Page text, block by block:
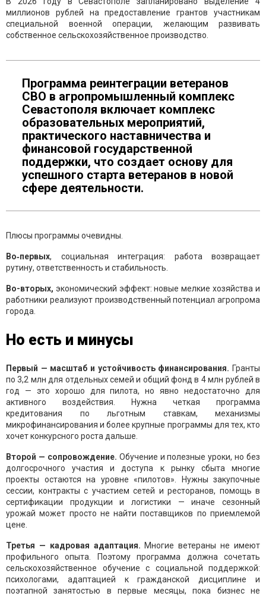
миллионов рублей на предоставление грантов участникам
специальной военной операции, желающим развивать
собственное сельскохозяйственное производство.
Программа реинтеграции ветеранов
СВО в агропромышленный комплекс
Севастополя включает комплекс
образовательных мероприятий,
практического наставничества и
финансовой государственной
поддержки, что создает основу для
успешного старта ветеранов в новой
сфере деятельности.
Плюсы программы очевидны.
Во‑первых, социальная интеграция: работа возвращает
рутину, ответственность и стабильность.
Во-вторых, экономический эффект: новые мелкие хозяйства и
работники реализуют производственный потенциал агропрома
города.
Но есть и минусы
Первый — масштаб и устойчивость финансирования. Гранты
по 3,2 млн для отдельных семей и общий фонд в 4 млн рублей в
год — это хорошо для пилота, но явно недостаточно для
активного воздействия. Нужна четкая программа
кредитования по льготным ставкам, механизмы
микрофинансирования и более крупные программы для тех, кто
хочет конкурсного роста дальше.
Второй — сопровождение. Обучение и полезные уроки, но без
долгосрочного участия и доступа к рынку сбыта многие
проекты остаются на уровне «пилотов». Нужны закупочные
сессии, контракты с участием сетей и ресторанов, помощь в
сертификации продукции и логистики — иначе сезонный
урожай может просто не найти поставщиков по приемлемой
цене.
Третья — кадровая адаптация. Многие ветераны не имеют
профильного опыта. Поэтому программа должна сочетать
сельскохозяйственное обучение с социальной поддержкой:
психологами, адаптацией к гражданской дисциплине и
поэтапной занятостью в первые месяцы, пока бизнес не